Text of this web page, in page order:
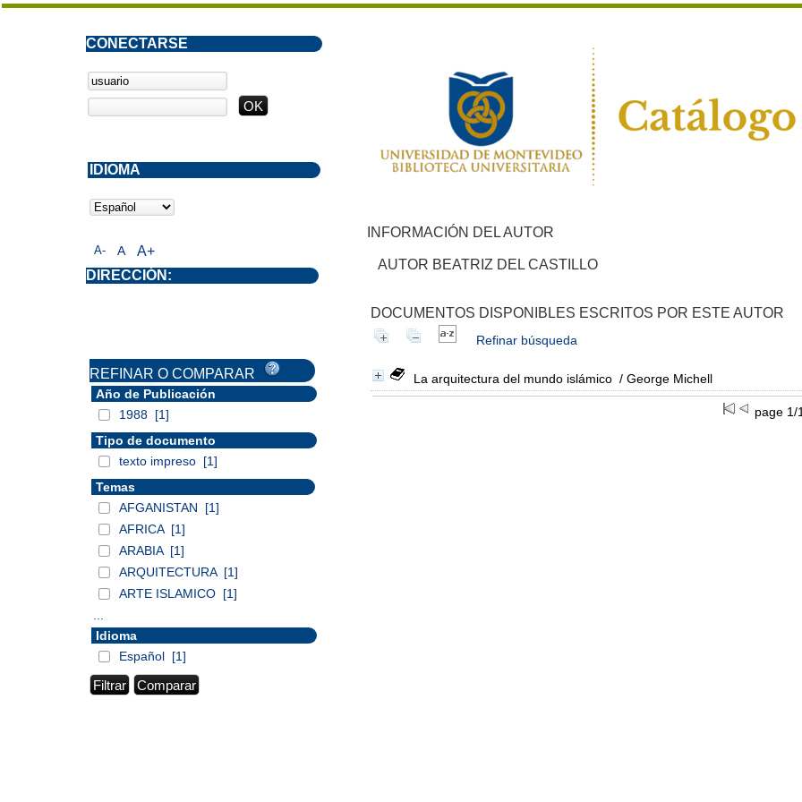
INFORMACIÓN DEL AUTOR
AUTOR BEATRIZ DEL CASTILLO
DOCUMENTOS DISPONIBLES ESCRITOS POR ESTE AUTOR
Refinar búsqueda
La arquitectura del mundo islámico / George Michell
page
A- A A+
CONECTARSE
DIRECCIÓN:
IDIOMA
REFINAR O COMPARAR
Año de Publicación
1988 [1]
Tipo de documento
texto impreso [1]
Temas
AFGANISTAN
[1]
AFRICA [1]
ARABIA [1]
ARQUITECTURA [1]
ARTE ISLAMICO [1]
Idioma
Español [1]